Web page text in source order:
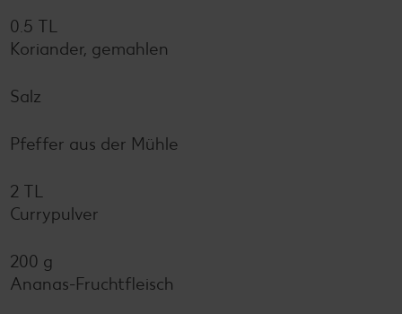
0.5 TL
Koriander, gemahlen
Salz
Pfeffer aus der Mühle
2 TL
Currypulver
200 g
Ananas-Fruchtfleisch